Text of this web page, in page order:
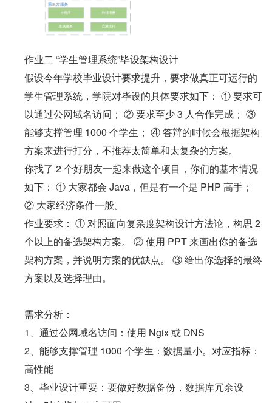
作业二 “学生管理系统”毕设架构设计
假设今年学校毕业设计要求提升，要求做真正可运行的
学生管理系统，学院对毕设的具体要求如下： ① 要求可
以通过公网域名访问； ② 要求至少 3 人合作完成； ③
能够支撑管理 1000 个学生； ④ 答辩的时候会根据架构
方案来进行打分，不推荐太简单和太复杂的方案。
你找了 2 个好朋友一起来做这个项目，你们的基本情况
如下： ① 大家都会 Java，但是有一个是 PHP 高手；
② 大家经济条件一般。
作业要求： ① 对照面向复杂度架构设计方法论，构思 2
个以上的备选架构方案。 ② 使用 PPT 来画出你的备选
架构方案，并说明方案的优缺点。 ③ 给出你选择的最终
方案以及选择理由。
需求分析：
1、通过公网域名访问：使用 Ngix 或 DNS
2、能够支撑管理 1000 个学生：数据量小。对应指标：
高性能
3、毕业设计重要：要做好数据备份，数据库冗余设